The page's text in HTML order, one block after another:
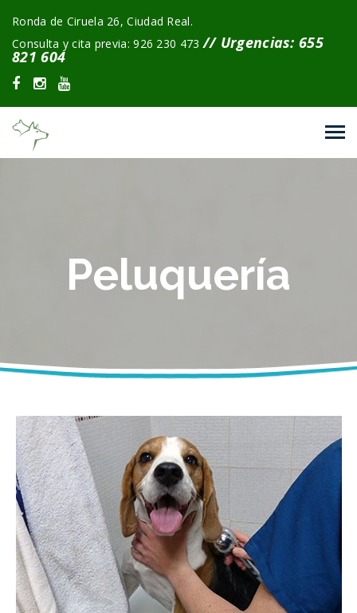
Ronda de Ciruela 26, Ciudad Real.
Consulta y cita previa: 926 230 473// Urgencias: 655
821 604
Peluquería